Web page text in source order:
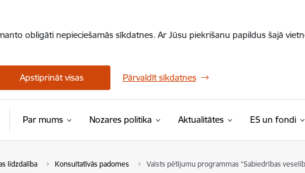
obligāti nepieciešamās sīkdatnes. Ar Jūsu piekrišanu papildus šajā
Apstiprināt visas Pārvaldīt sīkdatnes
Par mums Nozares politika Aktualitātes ES un fondi
līdzdalība Konsultatīvās padomes Valsts pētījumu programmas “Sabiedrības